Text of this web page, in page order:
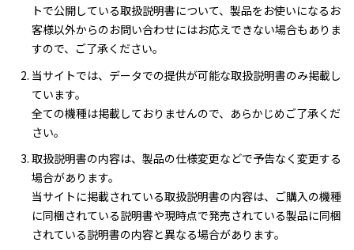
トで公開している取扱説明書について、製品をお使いになるお
客様以外からのお問い合わせにはお応えできない場合もありま
すので、ご了承ください。
当サイトでは、データでの提供が可能な取扱説明書のみ掲載し
ています。
全ての機種は掲載しておりませんので、あらかじめご了承くだ
さい。
取扱説明書の内容は、製品の仕様変更などで予告なく変更する
場合があります。
当サイトに掲載されている取扱説明書の内容は、ご購入の機種
に同梱されている説明書や現時点で発売されている製品に同梱
されている説明書の内容と異なる場合があります。